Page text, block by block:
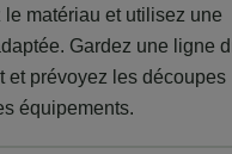
le matériau et utilisez une
Gardez une ligne
et prévoyez les découpes
équipements.